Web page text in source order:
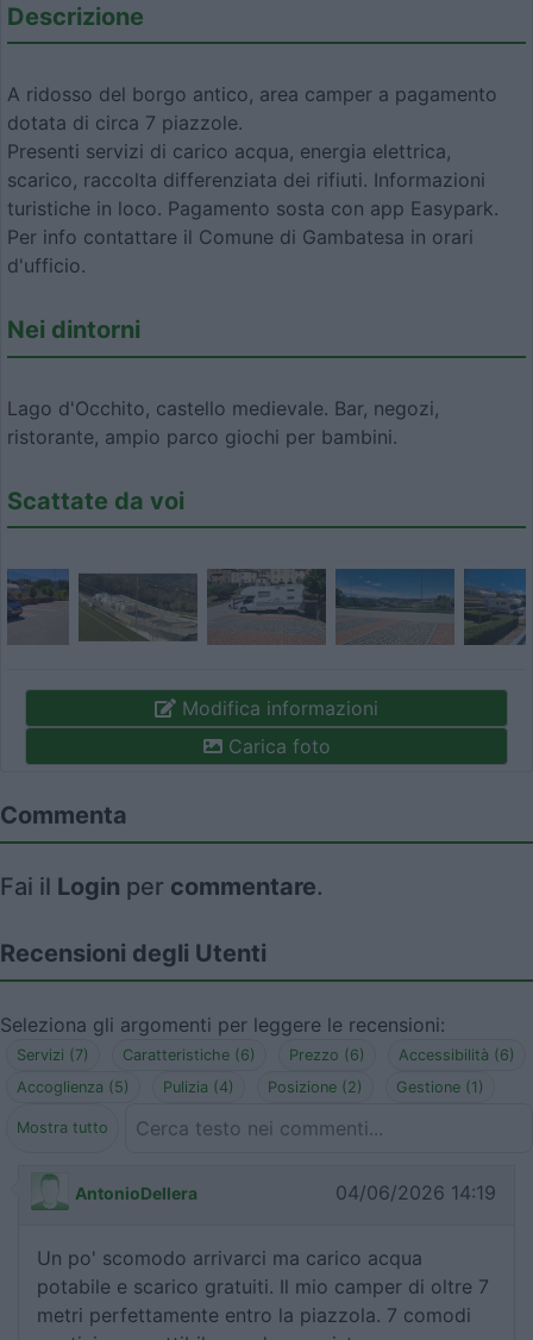
Descrizione
A ridosso del borgo antico, area camper a pagamento
dotata di circa 7 piazzole.
Presenti servizi di carico acqua, energia elettrica,
scarico, raccolta differenziata dei rifiuti. Informazioni
turistiche in loco. Pagamento sosta con app Easypark.
Per info contattare il Comune di Gambatesa in orari
d'ufficio.
Nei dintorni
Lago d'Occhito, castello medievale. Bar, negozi,
ristorante, ampio parco giochi per bambini.
Scattate da voi
Modifica informazioni
Carica foto
Commenta
Fai il Login per commentare.
Recensioni degli Utenti
Seleziona gli argomenti per leggere le recensioni:
Servizi (7) Caratteristiche (6) Prezzo (6)
Accessibilità (6)
Accoglienza (5)
Pulizia (4) Posizione (2) Gestione (1)
Mostra tutto
AntonioDellera 04/06/2026 14:19
Un po' scomodo arrivarci ma carico acqua
potabile e scarico gratuiti. Il mio camper di oltre 7
metri perfettamente entro la piazzola. 7 comodi